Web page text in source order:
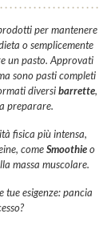
per mantenere
o semplicemente
un pasto. Approvati
sono pasti completi
diversibarrette,
preparare.
fisica più intensa,
comeSmoothieo
massa muscolare.
tue esigenze: pancia